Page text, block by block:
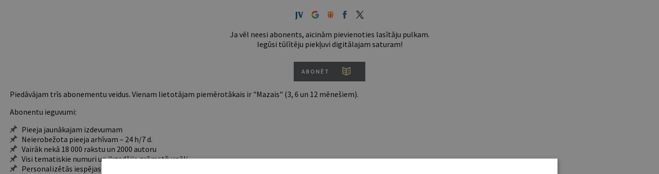
Ja vēl neesi abonents, aicinām pievienoties lasītāju pulkam.
Iegūsi tūlītēju piekļuvi digitālajam saturam!
ABONĒT
Piedāvājam trīs abonementu veidus. Vienam lietotājam piemērotākais ir "Mazais" (3, 6 un 12 mēnešiem).
Abonentu ieguvumi:
Pieeja jaunākajam izdevumam
Neierobežota pieeja arhīvam – 24 h/7 d.
Vairāk nekā 18 000 rakstu un 2000 autoru
Visi tematiskie numuri un ikgadējie grāmatžurnāli
Personalizētās iespējas – piezīmes, citāti, mapes